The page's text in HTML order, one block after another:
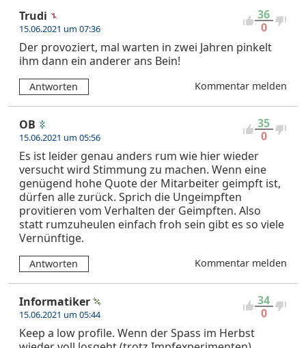
36
0
Trudi
15.06.2021 um 07:36
Der provoziert, mal warten in zwei Jahren pinkelt
ihm dann ein anderer ans Bein!
Antworten Kommentar melden
35
0
OB
15.06.2021 um 05:56
Es ist leider genau anders rum wie hier wieder
versucht wird Stimmung zu machen. Wenn eine
genügend hohe Quote der Mitarbeiter geimpft ist,
dürfen alle zurück. Sprich die Ungeimpften
provitieren vom Verhalten der Geimpften. Also
statt rumzuheulen einfach froh sein gibt es so viele
Vernünftige.
Antworten Kommentar melden
34
0
Informatiker
15.06.2021 um 05:44
Keep a low profile. Wenn der Spass im Herbst